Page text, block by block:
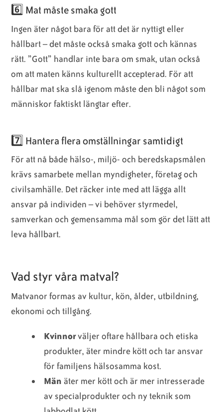
6️⃣ Mat måste smaka gott
Ingen äter något bara för att det är nyttigt eller
hållbart – det måste också smaka gott och kännas
rätt. ”Gott” handlar inte bara om smak, utan också
om att maten känns kulturellt accepterad. För att
hållbar mat ska slå igenom måste den bli något som
människor faktiskt längtar efter.
7️⃣ Hantera flera omställningar samtidigt
För att nå både hälso-, miljö- och beredskapsmålen
krävs samarbete mellan myndigheter, företag och
civilsamhälle. Det räcker inte med att lägga allt
ansvar på individen – vi behöver styrmedel,
samverkan och gemensamma mål som gör det lätt att
leva hållbart.
Vad styr våra matval?
Matvanor formas av kultur, kön, ålder, utbildning,
ekonomi och tillgång.
Kvinnorväljer oftare hållbara och etiska
produkter, äter mindre kött och tar ansvar
för familjens hälsosamma kost.
Män äter mer kött och är mer intresserade
av specialprodukter och ny teknik som